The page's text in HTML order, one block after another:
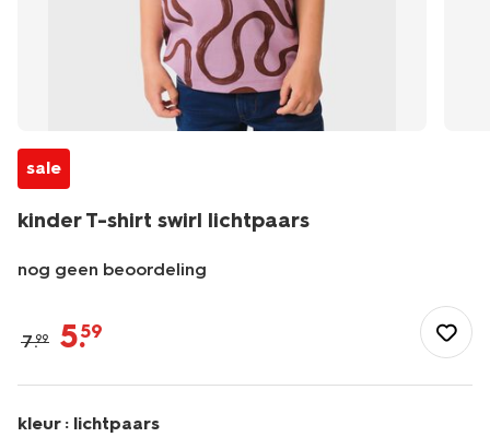
sale
kinder T-shirt swirl lichtpaars
nog geen beoordeling
overhemden/kinder-
shirt-
swirl-
7.99 5.59
kleur : lichtpaars